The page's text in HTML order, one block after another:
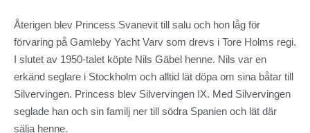
Återigen blev Princess Svanevit till salu och hon låg för
förvaring på Gamleby Yacht Varv som drevs i Tore Holms regi.
I slutet av 1950-talet köpte Nils Gäbel henne. Nils var en
erkänd seglare i Stockholm och alltid lät döpa om sina båtar till
Silvervingen. Princess blev Silvervingen IX. Med Silvervingen
seglade han och sin familj ner till södra Spanien och lät där
sälja henne.